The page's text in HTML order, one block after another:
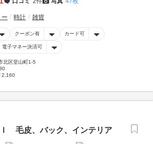
ー 時計 雑貨
クーポン有 カード可
電子マネー決済可
北区堂山町1-5
2,160
毛皮、バック、インテリア